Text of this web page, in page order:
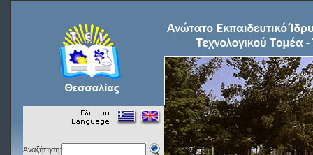
Αναζήτηση: